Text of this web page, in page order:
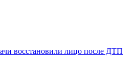
восстановили лицо после ДТП